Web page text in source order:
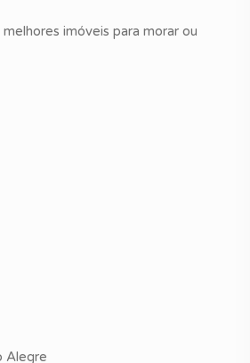
imóveis para morar ou
Alegre